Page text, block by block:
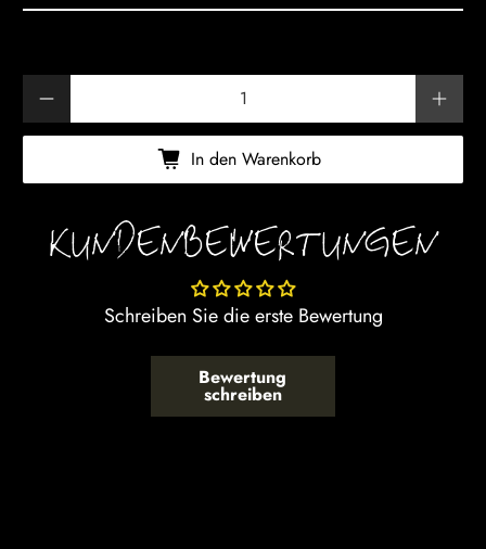
In den Warenkorb
KUNDENBEWERTUNGEN
Schreiben Sie die erste Bewertung
Bewertung
schreiben